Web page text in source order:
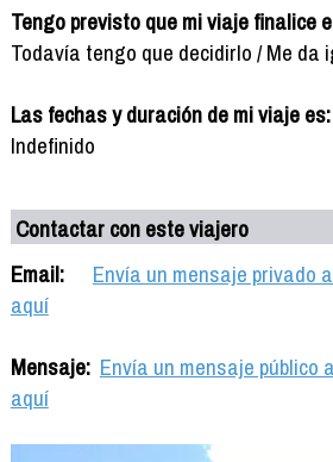
Tengo previsto que mi viaje finalice
Todavía tengo que decidirlo / Me da
Las fechas y duración de mi viaje es:
Indefinido
Contactar con este viajero
Email:
Envía un mensaje privado
aquí
Mensaje: Envía un mensaje público
aquí